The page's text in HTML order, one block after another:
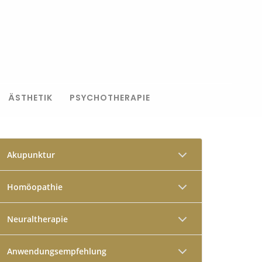
ÄSTHETIK PSYCHOTHERAPIE
Akupunktur
Homöopathie
Neuraltherapie
Anwendungsempfehlung